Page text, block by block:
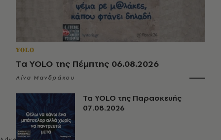
YOLO
Τα YOLO της Πέμπτης 06.08.2026
Λίνα Μανδράκου
Τα YOLO της Παρασκευής
07.08.2026